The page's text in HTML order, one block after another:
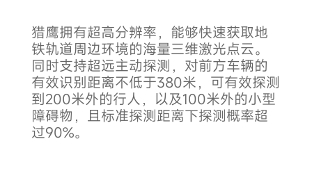
猎鹰拥有超高分辨率，能够快速获取地
铁轨道周边环境的海量三维激光点云。
同时支持超远主动探测，对前方车辆的
有效识别距离不低于380米，可有效探测
到200米外的行人，以及100米外的小型
障碍物，且标准探测距离下探测概率超
过90%。